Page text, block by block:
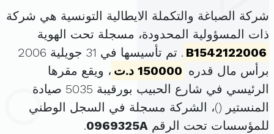
شركة الصباغة والتكملة الايطالية التونسية هي شركة
ذات المسؤولية المحدودة، مسجلة تحت الهوية
B1542122006
. تم تأسيسها في 31 جويلية 2006
برأس مال قدره 150000 د.ت
، ويقع مقرها
الرئيسي في شارع الحبيب بورقيبة 5035 صيادة
المنستير ()، الشركة مسجلة في السجل الوطني
للمؤسسات تحت الرقم 0969325A
.